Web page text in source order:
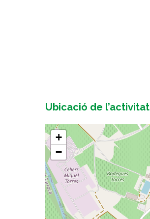
Ubicació de l’activitat
+
−